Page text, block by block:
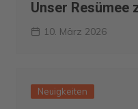
Unser Resümee
10. März 2026
Neuigkeiten